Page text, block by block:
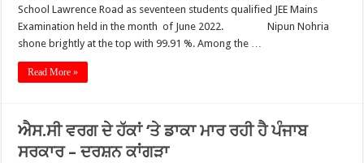
School Lawrence Road as seventeen students qualified JEE Mains
Examination held in the month of June 2022. Nipun Nohria
shone brightly at the top with 99.91 %. Among the …
Read More »
ਐਸ.ਸੀ ਵਰਗ ਦੇ ਹੱਕਾਂ ‘ਤੇ ਡਾਕਾ ਮਾਰ ਰਹੀ ਹੈ ਪੰਜਾਬ
ਸਰਕਾਰ – ਦਰਸ਼ਨ ਕਾਂਗੜਾ